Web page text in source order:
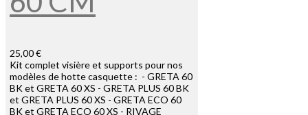
25,00 €
Kit complet visière et supports pour nos
modèles de hotte casquette : - GRETA 60
BK et GRETA 60 XS - GRETA PLUS 60 BK
et GRETA PLUS 60 XS - GRETA ECO 60
BK et GRETA ECO 60 XS - RIVAGE